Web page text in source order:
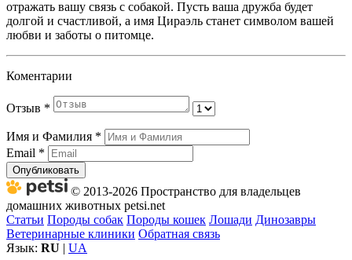
отражать вашу связь с собакой. Пусть ваша дружба будет
долгой и счастливой, а имя Цираэль станет символом вашей
любви и заботы о питомце.
Коментарии
Отзыв *
Имя и Фамилия *
Email *
Опубликовать
© 2013-2026 Пространство для владельцев
домашних животных petsi.net
Статьи Породы собак Породы кошек Лошади Динозавры
Ветеринарные клиники Обратная связь
Язык: RU | UA